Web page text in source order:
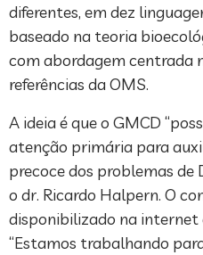
diferentes, em dez
baseado na teoria
com abordagem centrada
referências da OMS.
A ideia é que o GMCD
atenção primária para
precoce dos problemas de
o dr. Ricardo Halpern. O
disponibilizado na internet
“Estamos trabalhando